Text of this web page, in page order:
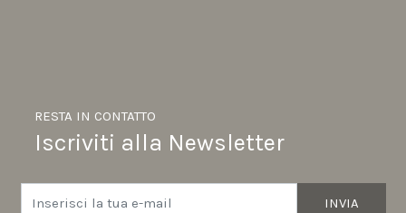
INVIA
RESTA IN CONTATTO
Iscriviti alla Newsletter